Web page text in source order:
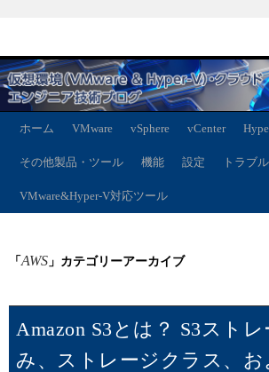
ホーム VMware vSphere vCenter
その他製品・ツール 機能 設定 トラブル
VMware&Hyper-V対応ツール
「AWS 」カテゴリーアーカイブ
Amazon S3とは？ S3スト
み、ストレージクラス、お